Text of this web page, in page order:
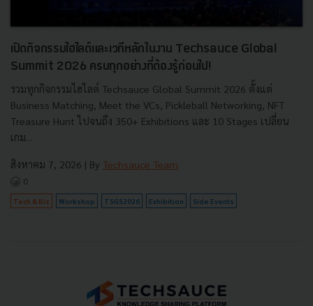
เปิดกิจกรรมไฮไลต์และเวทีหลักในงาน Techsauce Global
Summit 2026 ครบทุกอย่างที่ต้องรู้ก่อนไป!
รวมทุกกิจกรรมไฮไลต์ Techsauce Global Summit 2026 ตั้งแต่
Business Matching, Meet the VCs, Pickleball Networking, NFT
Treasure Hunt ไปจนถึง 350+ Exhibitions และ 10 Stages เปลี่ยน
เกม...
สิงหาคม 7, 2026 | By Techsauce Team
0
Tech & Biz Workshop TSGS2026 Exhibition Side Events